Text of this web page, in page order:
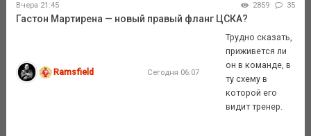
Вчера 21:45 2859 35
Гастон Мартирена — новый правый фланг ЦСКА?
Ramsfield Сегодня 06:07
Трудно сказать,
приживется ли
он в команде, в
ту схему в
которой его
видит тренер.